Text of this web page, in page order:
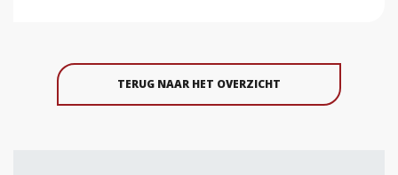
TERUG NAAR HET OVERZICHT